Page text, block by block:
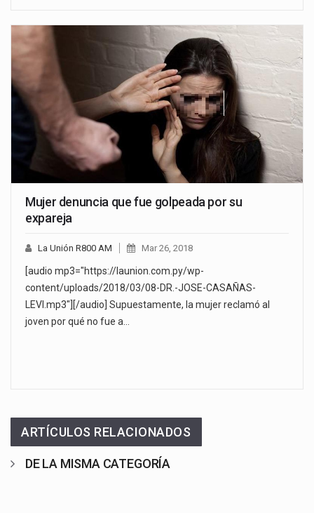
Mujer denuncia que fue golpeada por su
expareja
La Unión R800 AM Mar 26, 2018
[audio mp3="https://launion.com.py/wp-
content/uploads/2018/03/08-DR.-JOSE-CASAÑAS-
LEVI.mp3"][/audio] Supuestamente, la mujer reclamó al
joven por qué no fue a…
ARTÍCULOS RELACIONADOS
DE LA MISMA CATEGORÍA